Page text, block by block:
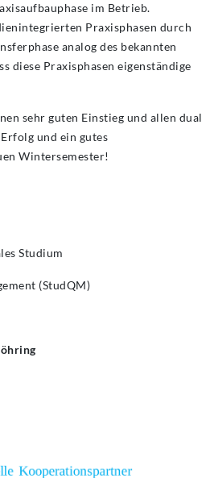
im Betrieb.
Praxisphasen durch
analog des bekannten
diese Praxisphasen eigenständige
sehr guten Einstieg und allen dual
und ein gutes
Wintersemester!
Studium
(StudQM)